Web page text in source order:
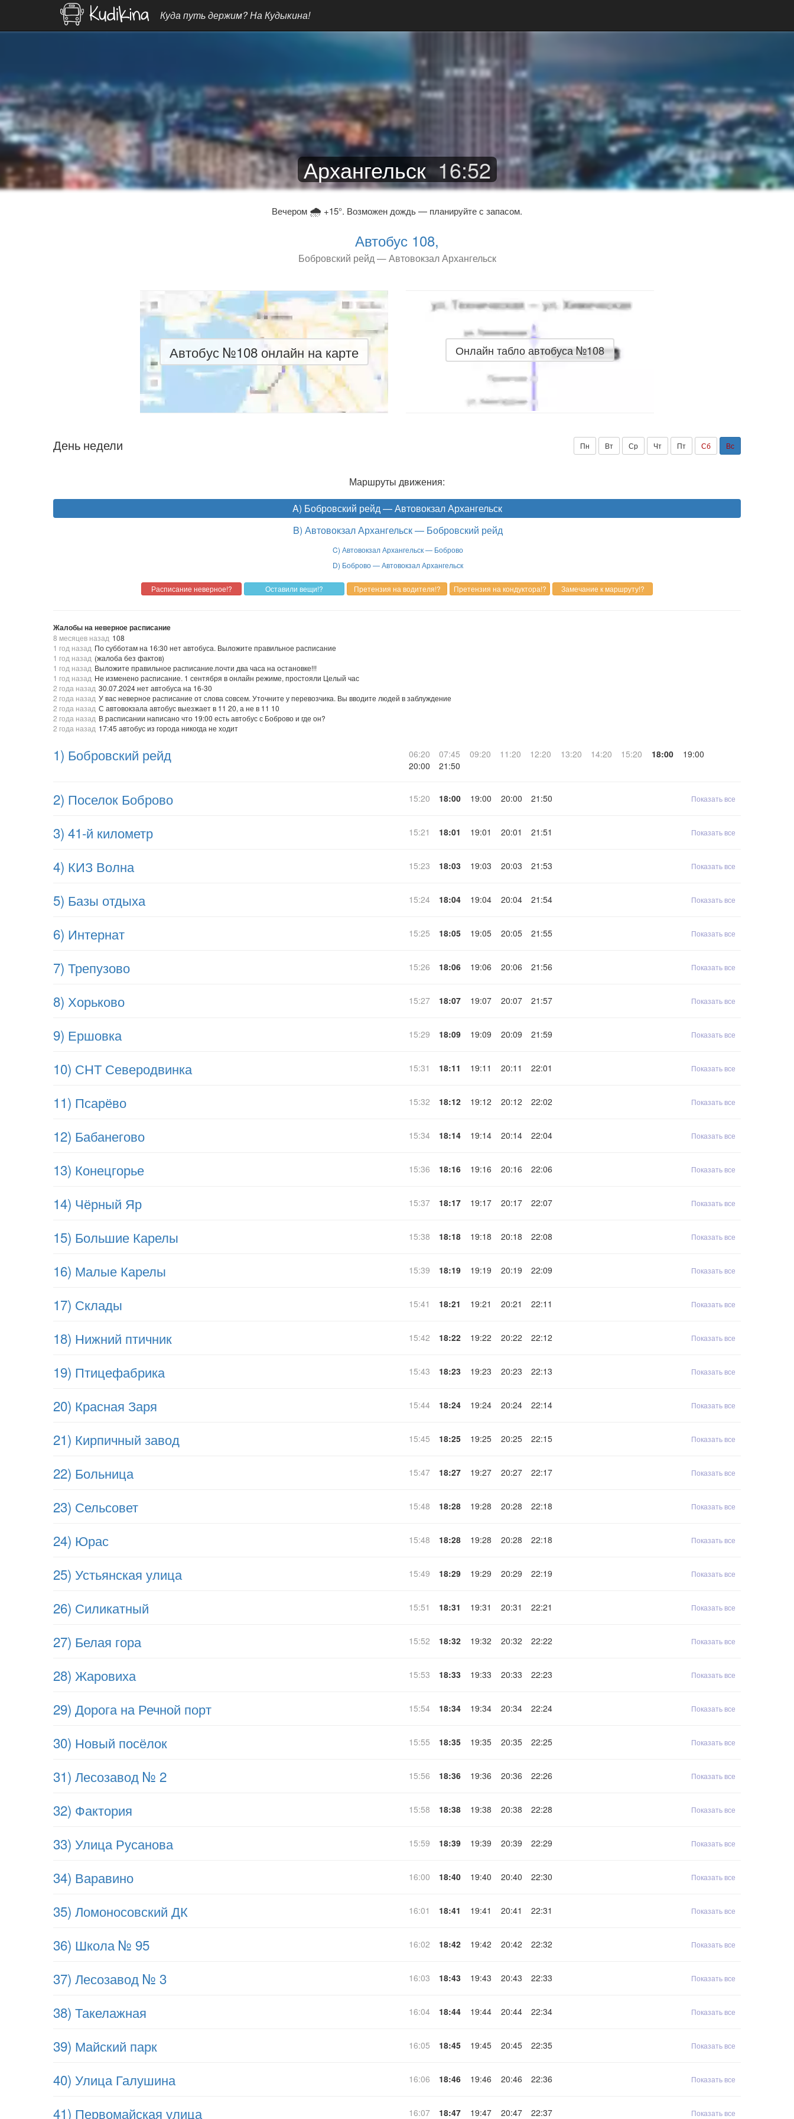
Куда путь держим? На Кудыкина!
Архангельск 16:52
Вечером 🌧 +15°. Возможен дождь — планируйте с запасом.
Автобус 108,
Бобровский рейд — Автовокзал Архангельск
Автобус №108 онлайн на карте Онлайн табло автобуса №108
День недели Пн Вт Ср Чт Пт Сб Вс
Маршруты движения:
A) Бобровский рейд — Автовокзал Архангельск
B) Автовокзал Архангельск — Бобровский рейд
C) Автовокзал Архангельск — Боброво
D) Боброво — Автовокзал Архангельск
Жалобы на неверное расписание
8 месяцев назад 108
1 год назад По субботам на 16:30 нет автобуса. Выложите правильное расписание
1 год назад (жалоба без фактов)
1 год назад Выложите правильное расписание.почти два часа на остановке!!!
1 год назад Не изменено расписание. 1 сентября в онлайн режиме, простояли Целый час
2 года назад 30.07.2024 нет автобуса на 16-30
2 года назад У вас неверное расписание от слова совсем. Уточните у перевозчика. Вы вводите людей в заблуждение
2 года назад С автовокзала автобус выезжает в 11 20, а не в 11 10
2 года назад В расписании написано что 19:00 есть автобус с Боброво и где он?
2 года назад 17:45 автобус из города никогда не ходит
1) Бобровский рейд 06:20 07:45 09:20 11:20 12:20 13:20 14:20 15:20 18:00
19:00
20:00
21:50
2) Поселок Боброво 15:20 18:00 19:00 20:00 21:50 Показать все
3) 41-й километр 15:21 18:01 19:01 20:01 21:51 Показать все
4) КИЗ Волна 15:23 18:03 19:03 20:03 21:53 Показать все
5) Базы отдыха 15:24 18:04 19:04 20:04 21:54 Показать все
6) Интернат 15:25 18:05 19:05 20:05 21:55 Показать все
7) Трепузово 15:26 18:06 19:06 20:06 21:56 Показать все
8) Хорьково 15:27 18:07 19:07 20:07 21:57 Показать все
9) Ершовка 15:29 18:09 19:09 20:09 21:59 Показать все
10) СНТ Северодвинка 15:31 18:11 19:11 20:11 22:01 Показать все
11) Псарёво 15:32 18:12 19:12 20:12 22:02 Показать все
12) Бабанегово 15:34 18:14 19:14 20:14 22:04 Показать все
13) Конецгорье 15:36 18:16 19:16 20:16 22:06 Показать все
14) Чёрный Яр 15:37 18:17 19:17 20:17 22:07 Показать все
15) Большие Карелы 15:38 18:18 19:18 20:18 22:08 Показать все
16) Малые Карелы 15:39 18:19 19:19 20:19 22:09 Показать все
17) Склады 15:41 18:21 19:21 20:21 22:11 Показать все
18) Нижний птичник 15:42 18:22 19:22 20:22 22:12 Показать все
19) Птицефабрика 15:43 18:23 19:23 20:23 22:13 Показать все
20) Красная Заря 15:44 18:24 19:24 20:24 22:14 Показать все
21) Кирпичный завод 15:45 18:25 19:25 20:25 22:15 Показать все
22) Больница 15:47 18:27 19:27 20:27 22:17 Показать все
23) Сельсовет 15:48 18:28 19:28 20:28 22:18 Показать все
24) Юрас 15:48 18:28 19:28 20:28 22:18 Показать все
25) Устьянская улица 15:49 18:29 19:29 20:29 22:19 Показать все
26) Силикатный 15:51 18:31 19:31 20:31 22:21 Показать все
27) Белая гора 15:52 18:32 19:32 20:32 22:22 Показать все
28) Жаровиха 15:53 18:33 19:33 20:33 22:23 Показать все
29) Дорога на Речной порт 15:54 18:34 19:34 20:34 22:24 Показать все
30) Новый посёлок 15:55 18:35 19:35 20:35 22:25 Показать все
31) Лесозавод № 2 15:56 18:36 19:36 20:36 22:26 Показать все
32) Фактория 15:58 18:38 19:38 20:38 22:28 Показать все
33) Улица Русанова 15:59 18:39 19:39 20:39 22:29 Показать все
34) Варавино 16:00 18:40 19:40 20:40 22:30 Показать все
35) Ломоносовский ДК 16:01 18:41 19:41 20:41 22:31 Показать все
36) Школа № 95 16:02 18:42 19:42 20:42 22:32 Показать все
37) Лесозавод № 3 16:03 18:43 19:43 20:43 22:33 Показать все
38) Такелажная 16:04 18:44 19:44 20:44 22:34 Показать все
39) Майский парк 16:05 18:45 19:45 20:45 22:35 Показать все
40) Улица Галушина 16:06 18:46 19:46 20:46 22:36 Показать все
41) Первомайская улица 16:07 18:47 19:47 20:47 22:37 Показать все